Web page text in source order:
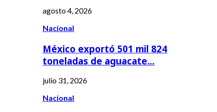
agosto 4, 2026
Nacional
México exportó 501 mil 824
toneladas de aguacate…
julio 31, 2026
Nacional